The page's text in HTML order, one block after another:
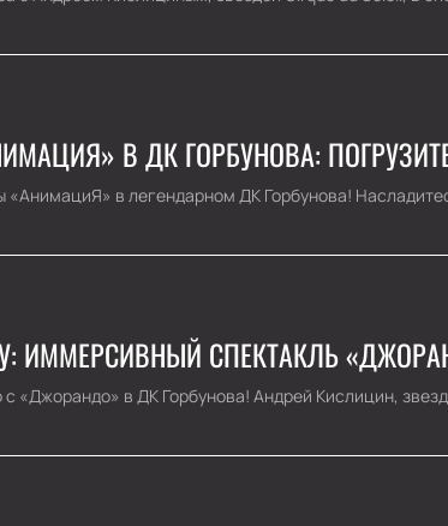
В ДК ГОРБУНОВА:
в легендарном ДК Горбунова!
ИММЕРСИВНЫЙ СПЕКТАКЛЬ
«Джорандо» в ДК Горбунова! Андрей Кислицин,